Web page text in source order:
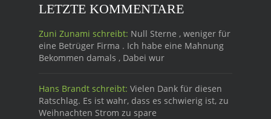
LETZTE KOMMENTARE
Zuni Zunami schreibt: Null Sterne , weniger für
eine Betrüger Firma . Ich habe eine Mahnung
Bekommen damals , Dabei wur
Hans Brandt schreibt: Vielen Dank für diesen
Ratschlag. Es ist wahr, dass es schwierig ist, zu
Weihnachten Strom zu spare